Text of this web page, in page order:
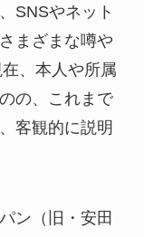
SNSやネット
まざまな噂や
、本人や所属
の、これまで
客観的に説明
ン（旧・安田